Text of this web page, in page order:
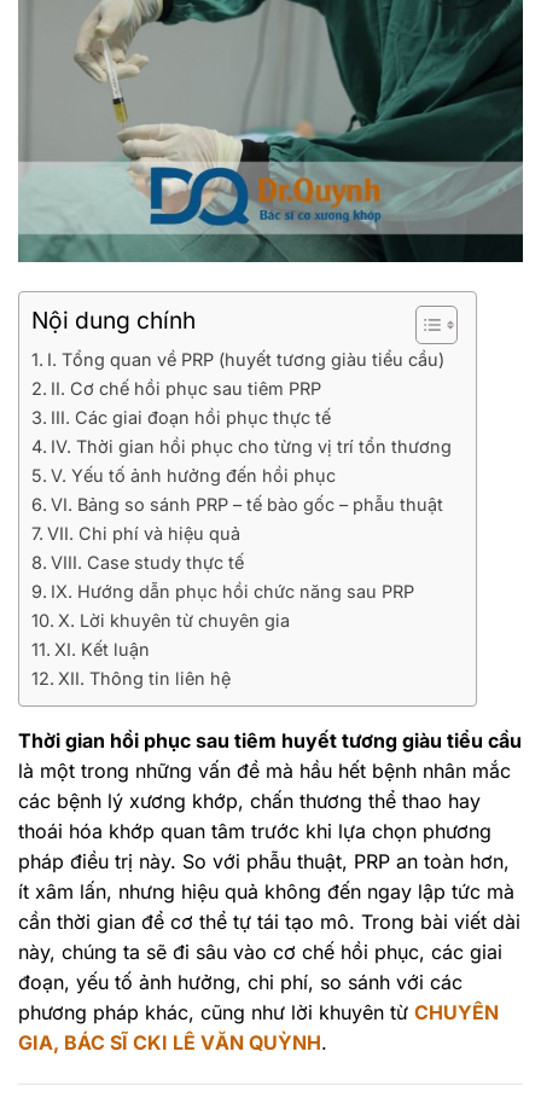
Nội dung chính
I. Tổng quan về PRP (huyết tương giàu tiểu cầu)
II. Cơ chế hồi phục sau tiêm PRP
III. Các giai đoạn hồi phục thực tế
IV. Thời gian hồi phục cho từng vị trí tổn thương
V. Yếu tố ảnh hưởng đến hồi phục
VI. Bảng so sánh PRP – tế bào gốc – phẫu thuật
VII. Chi phí và hiệu quả
VIII. Case study thực tế
IX. Hướng dẫn phục hồi chức năng sau PRP
X. Lời khuyên từ chuyên gia
XI. Kết luận
XII. Thông tin liên hệ
Thời gian hồi phục sau tiêm huyết tương giàu tiểu cầu
là một trong những vấn đề mà hầu hết bệnh nhân mắc
các bệnh lý xương khớp, chấn thương thể thao hay
thoái hóa khớp quan tâm trước khi lựa chọn phương
pháp điều trị này. So với phẫu thuật, PRP an toàn hơn,
ít xâm lấn, nhưng hiệu quả không đến ngay lập tức mà
cần thời gian để cơ thể tự tái tạo mô. Trong bài viết dài
này, chúng ta sẽ đi sâu vào cơ chế hồi phục, các giai
đoạn, yếu tố ảnh hưởng, chi phí, so sánh với các
phương pháp khác, cũng như lời khuyên từ CHUYÊN
GIA, BÁC SĨ CKI LÊ VĂN QUỲNH.